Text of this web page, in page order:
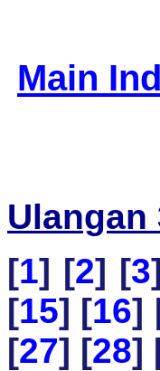
Main
Ulangan
[1] [2] [3
[15] [16]
[27] [28]